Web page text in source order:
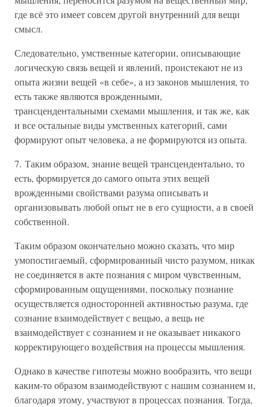
где всё это имеет совсем другой внутренний для вещи
смысл.
Следовательно, умственные категории, описывающие
логическую связь вещей и явлений, проистекают не из
опыта жизни вещей «в себе», а из законов мышления, то
есть также являются врожденными,
трансцендентальными схемами мышления, и так же, как
и все остальные виды умственных категорий, сами
формируют опыт человека, а не формируются из опыта.
7. Таким образом, знание вещей трансцендентально, то
есть, формируется до самого опыта этих вещей
врожденными свойствами разума описывать и
организовывать любой опыт не в его сущности, а в своей
собственной.
Таким образом окончательно можно сказать, что мир
умопостигаемый, сформированный чисто разумом, никак
не соединяется в акте познания с миром чувственным,
сформированным ощущениями, поскольку познание
осуществляется односторонней активностью разума, где
сознание взаимодействует с вещью, а вещь не
взаимодействует с сознанием и не оказывает никакого
корректирующего воздействия на процессы мышления.
Однако в качестве гипотезы можно вообразить, что вещи
каким-то образом взаимодействуют с нашим сознанием и,
благодаря этому, участвуют в процессах познания. Тогда,